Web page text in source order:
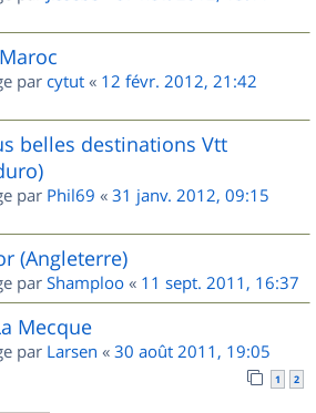
par cytut « 12 févr. 2012, 21:42
belles destinations Vtt
par Phil69 « 31 janv. 2012, 09:15
(Angleterre)
par Shamploo « 11 sept. 2011, 16:37
Mecque
par Larsen « 30 août 2011, 19:05
1 2